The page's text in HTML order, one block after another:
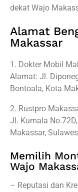
dekat Wajo
Alamat
Makassar
1. Dokter Mobil
Alamat: Jl.
Bontoala, Kota
2. Rustpro
Jl. Kumala
Makassar,
Memilih
Wajo
– Reputasi dan